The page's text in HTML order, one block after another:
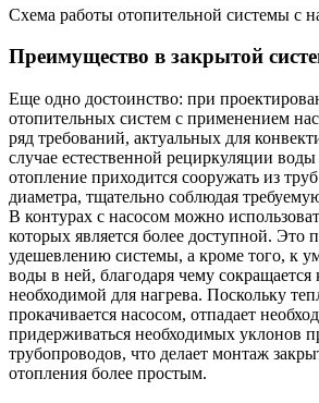
Схема работы отопительной системы с
Преимущество в закрытой
Еще одно достоинство: при
отопительных систем с применением
ряд требований, актуальных для
случае естественной рециркуляции
отопление приходится сооружать из
диаметра, тщательно соблюдая
В контурах с насосом можно
которых является более доступной. Это
удешевлению системы, а кроме того, к
воды в ней, благодаря чему сокращается
необходимой для нагрева. Поскольку
прокачивается насосом, отпадает
придерживаться необходимых уклонов
трубопроводов, что делает монтаж
отопления более простым.